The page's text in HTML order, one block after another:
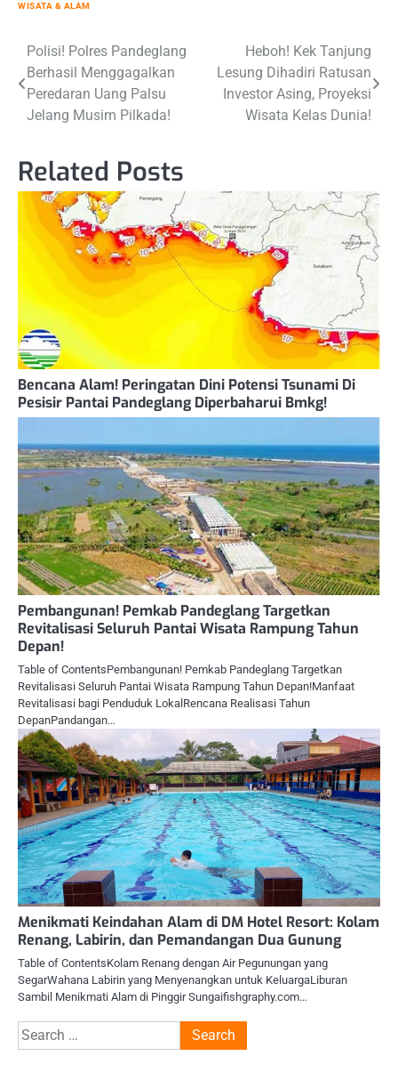
WISATA & ALAM
Post
navigation
Polisi! Polres Pandeglang
Berhasil Menggagalkan
Peredaran Uang Palsu
Jelang Musim Pilkada!
Heboh! Kek Tanjung
Lesung Dihadiri Ratusan
Investor Asing, Proyeksi
Wisata Kelas Dunia!
Related Posts
Bencana Alam! Peringatan Dini Potensi Tsunami Di
Pesisir Pantai Pandeglang Diperbaharui Bmkg!
Pembangunan! Pemkab Pandeglang Targetkan
Revitalisasi Seluruh Pantai Wisata Rampung Tahun
Depan!
Table of ContentsPembangunan! Pemkab Pandeglang Targetkan
Revitalisasi Seluruh Pantai Wisata Rampung Tahun Depan!Manfaat
Revitalisasi bagi Penduduk LokalRencana Realisasi Tahun
DepanPandangan…
Menikmati Keindahan Alam di DM Hotel Resort: Kolam
Renang, Labirin, dan Pemandangan Dua Gunung
Table of ContentsKolam Renang dengan Air Pegunungan yang
SegarWahana Labirin yang Menyenangkan untuk KeluargaLiburan
Sambil Menikmati Alam di Pinggir Sungaifishgraphy.com…
Search
for: